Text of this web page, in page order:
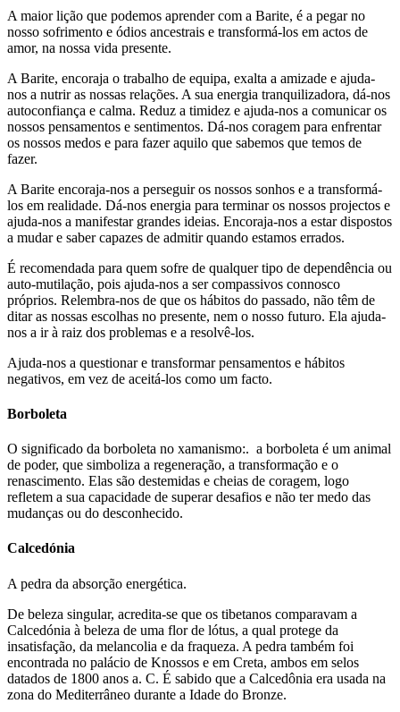
A maior lição que podemos aprender com a Barite, é a pegar no
nosso sofrimento e ódios ancestrais e transformá-los em actos de
amor, na nossa vida presente.
A Barite, encoraja o trabalho de equipa, exalta a amizade e ajuda-
nos a nutrir as nossas relações. A sua energia tranquilizadora, dá-nos
autoconfiança e calma. Reduz a timidez e ajuda-nos a comunicar os
nossos pensamentos e sentimentos. Dá-nos coragem para enfrentar
os nossos medos e para fazer aquilo que sabemos que temos de
fazer.
A Barite encoraja-nos a perseguir os nossos sonhos e a transformá-
los em realidade. Dá-nos energia para terminar os nossos projectos e
ajuda-nos a manifestar grandes ideias. Encoraja-nos a estar dispostos
a mudar e saber capazes de admitir quando estamos errados.
É recomendada para quem sofre de qualquer tipo de dependência ou
auto-mutilação, pois ajuda-nos a ser compassivos connosco
próprios. Relembra-nos de que os hábitos do passado, não têm de
ditar as nossas escolhas no presente, nem o nosso futuro. Ela ajuda-
nos a ir à raiz dos problemas e a resolvê-los.
Ajuda-nos a questionar e transformar pensamentos e hábitos
negativos, em vez de aceitá-los como um facto.
Borboleta
O significado da borboleta no xamanismo:. a borboleta é um animal
de poder, que simboliza a regeneração, a transformação e o
renascimento. Elas são destemidas e cheias de coragem, logo
refletem a sua capacidade de superar desafios e não ter medo das
mudanças ou do desconhecido.
Calcedónia
A pedra da absorção energética.
De beleza singular, acredita-se que os tibetanos comparavam a
Calcedónia à beleza de uma flor de lótus, a qual protege da
insatisfação, da melancolia e da fraqueza. A pedra também foi
encontrada no palácio de Knossos e em Creta, ambos em selos
datados de 1800 anos a. C. É sabido que a Calcedônia era usada na
zona do Mediterrâneo durante a Idade do Bronze.